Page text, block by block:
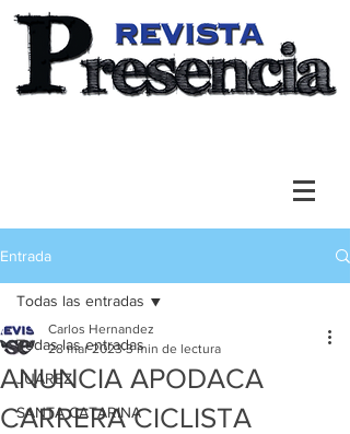
Entrada
Todas las entradas
JUAREZ
SANTA CATARINA
Todas las entradas
ANUNCIA APODACA
CARRERA CICLISTA
Carlos Hernandez
28 mar 2023 3 min de lectura